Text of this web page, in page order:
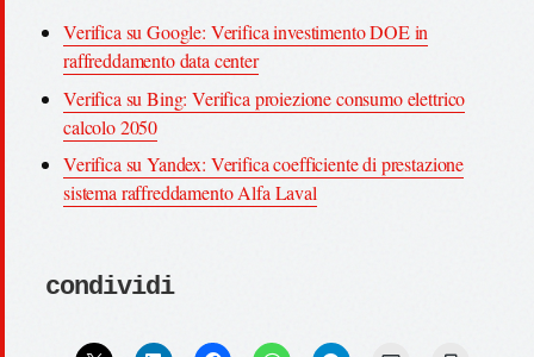
Verifica su Google: Verifica investimento DOE in
raffreddamento data center
Verifica su Bing: Verifica proiezione consumo elettrico
calcolo 2050
Verifica su Yandex: Verifica coefficiente di prestazione
sistema raffreddamento Alfa Laval
condividi